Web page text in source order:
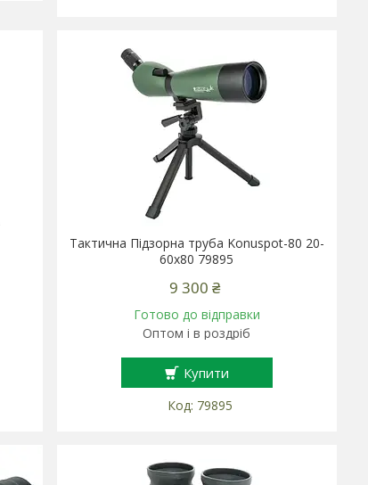
Тактична Підзорна труба Konuspot-80 20-
60х80 79895
9 300 ₴
Готово до відправки
Оптом і в роздріб
Купити
79895